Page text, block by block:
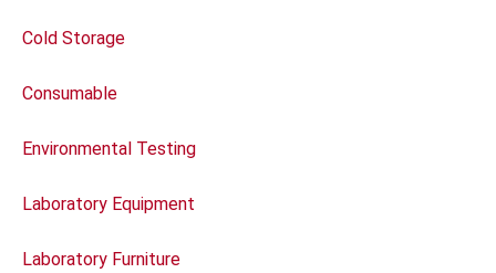
Cold Storage
Consumable
Environmental Testing
Laboratory Equipment
Laboratory Furniture